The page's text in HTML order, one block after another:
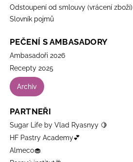
Odstoupení od smlouvy (vrácení zboží)
Slovník pojmů
PEČENÍ S AMBASADORY
Ambasadoři 2026
Recepty 2025
Archiv
PARTNEŘI
Sugar Life by Vlad Ryasnyy 🍋
HF Pastry Academy💕
Almeco🧁